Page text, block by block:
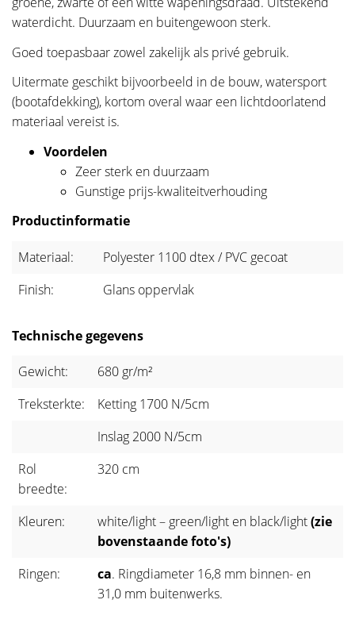
waterdicht. Duurzaam en buitengewoon sterk.
Goed toepasbaar zowel zakelijk als privé gebruik.
Uitermate geschikt bijvoorbeeld in de bouw, watersport
(bootafdekking), kortom overal waar een lichtdoorlatend
materiaal vereist is.
Voordelen
Zeer sterk en duurzaam
Gunstige prijs-kwaliteitverhouding
Productinformatie
Materiaal:
Polyester 1100 dtex / PVC gecoat
Finish:
Glans oppervlak
Technische gegevens
Gewicht:
680 gr/m²
Treksterkte:
Ketting 1700 N/5cm
Inslag 2000 N/5cm
Rol
breedte:
320 cm
Kleuren: white/light – green/light en black/light(zie
bovenstaande foto's)
Ringen:
ca. Ringdiameter 16,8 mm binnen- en
31,0 mm buitenwerks.